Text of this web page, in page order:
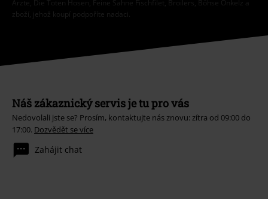
Ärzte, Die Toten Hosen, Feine Sahne Fischfilet, Broilers, Böhse Onkelz a
zboží, jehož koupí podpoříte nadaci.
Náš zákaznický servis je tu pro vás
Nedovolali jste se? Prosím, kontaktujte nás znovu: zítra od 09:00 do
17:00. Dozvědět se více
Zahájit chat